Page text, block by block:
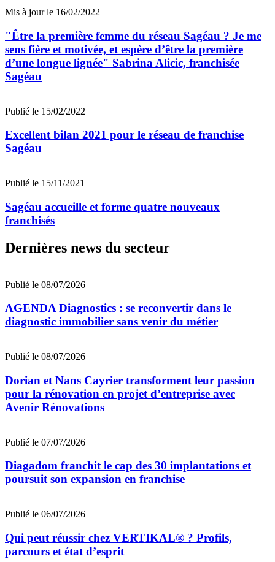
Mis à jour le 16/02/2022
"Être la première femme du réseau Sagéau ? Je me
sens fière et motivée, et espère d’être la première
d’une longue lignée" Sabrina Alicic, franchisée
Sagéau
Publié le 15/02/2022
Excellent bilan 2021 pour le réseau de franchise
Sagéau
Publié le 15/11/2021
Sagéau accueille et forme quatre nouveaux
franchisés
Dernières news du secteur
Publié le 08/07/2026
AGENDA Diagnostics : se reconvertir dans le
diagnostic immobilier sans venir du métier
Publié le 08/07/2026
Dorian et Nans Cayrier transforment leur passion
pour la rénovation en projet d’entreprise avec
Avenir Rénovations
Publié le 07/07/2026
Diagadom franchit le cap des 30 implantations et
poursuit son expansion en franchise
Publié le 06/07/2026
Qui peut réussir chez VERTIKAL® ? Profils,
parcours et état d’esprit